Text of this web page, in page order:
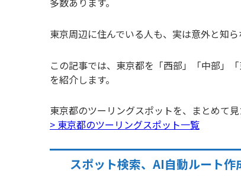
東京周辺に住んでいる人も、実は意外と知
この記事では、東京都を「西部」「中部」
を紹介します。
東京都のツーリングスポットを、まとめて
> 東京都のツーリングスポット一覧
スポット検索、AI自動ルート作